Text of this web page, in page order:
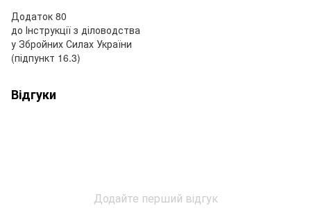
Додаток 80
до Інструкції з діловодства
у Збройних Силах України
(підпункт 16.3)
Відгуки
Додайте перший відгук